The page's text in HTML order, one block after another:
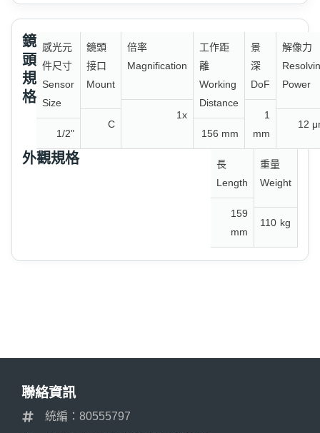
鏡
頭
規
格
感光元
件尺寸
Sensor
Size
1/2"
鏡頭
接口
Mount
C
倍率
Magnification
1x
工作距
離
Working
Distance
156 mm
景
深
DoF
1
mm
解像力
Power
12
外觀規格
長
Length
159
mm
重量
Weight
110 kg
聯絡資訊
統編：80555797